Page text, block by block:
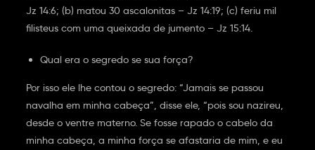
Jz 14:6; (b) matou 30 ascalonitas – Jz 14:19; (c) feriu mil
filisteus com uma queixada de jumento – Jz 15:14.
Qual era o segredo se sua força?
Por isso ele lhe contou o segredo: “Jamais se passou
navalha em minha cabeça”, disse ele, “pois sou nazireu,
desde o ventre materno. Se fosse rapado o cabelo da
minha cabeça, a minha força se afastaria de mim, e eu